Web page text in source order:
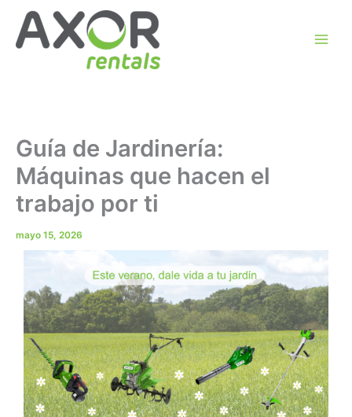
contenido
Guía de Jardinería:
Máquinas que hacen el
trabajo por ti
mayo 15, 2026